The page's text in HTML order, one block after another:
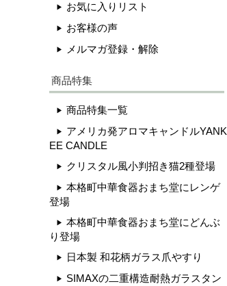
お気に入りリスト
お客様の声
メルマガ登録・解除
商品特集
商品特集一覧
アメリカ発アロマキャンドルYANK
EE CANDLE
クリスタル風小判招き猫2種登場
本格町中華食器おまち堂にレンゲ
登場
本格町中華食器おまち堂にどんぶ
り登場
日本製 和花柄ガラス爪やすり
SIMAXの二重構造耐熱ガラスタン